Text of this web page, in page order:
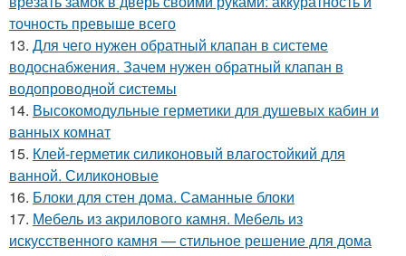
точность превыше всего
13. Для чего нужен обратный клапан в системе
водоснабжения. Зачем нужен обратный клапан в
водопроводной системы
14. Высокомодульные герметики для душевых кабин и
ванных комнат
15. Клей-герметик силиконовый влагостойкий для
ванной. Силиконовые
16. Блоки для стен дома. Саманные блоки
17. Мебель из акрилового камня. Мебель из
искусственного камня — стильное решение для дома